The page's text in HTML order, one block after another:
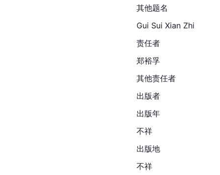
其他题名
Gui Sui Xian Zhi
责任者
郑裕孚
其他责任者
出版者
出版年
不祥
出版地
不祥